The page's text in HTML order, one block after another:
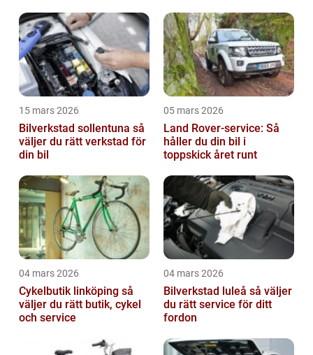
15 mars 2026
Bilverkstad sollentuna så
väljer du rätt verkstad för
din bil
05 mars 2026
Land Rover-service: Så
håller du din bil i
toppskick året runt
04 mars 2026
Cykelbutik linköping så
väljer du rätt butik, cykel
och service
04 mars 2026
Bilverkstad luleå så väljer
du rätt service för ditt
fordon